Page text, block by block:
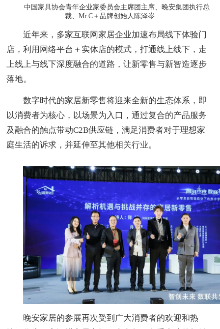
中国家具协会青年企业家委员会主席团主席、晚安集团执行总
裁、Mr.C＋品牌创始人陈泽岑
近年来，多家互联网家居企业加速布局线下体验门
店，利用网络平台＋实体店的模式，打通线上线下，走
上线上与线下深度融合的道路，让新零售与新智造逐步
落地。
数字时代的家居新零售将迎来全新的生态体系，即
以消费者为核心，以场景为入口，通过复合的产品服务
及融合的触点带动C2B供应链，满足消费者对于理想家
庭生活的诉求，并延伸至其他相关行业。
晚安家居的参展再次受到广大消费者的欢迎和热